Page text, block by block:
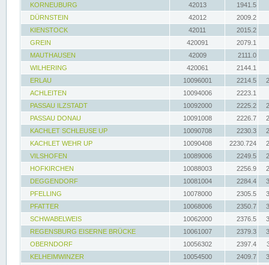
KORNEUBURG
42013
1941.5
DÜRNSTEIN
42012
2009.2
KIENSTOCK
42011
2015.2
GREIN
420091
2079.1
MAUTHAUSEN
42009
2111.0
WILHERING
420061
2144.1
ERLAU
10096001 2214.5
ACHLEITEN
10094006
2223.1
PASSAU ILZSTADT
10092000 2225.2
PASSAU DONAU
10091008 2226.7
KACHLET SCHLEUSE UP
10090708 2230.3
KACHLET WEHR UP
10090408 2230.724
VILSHOFEN
10089006 2249.5
HOFKIRCHEN
10088003 2256.9
DEGGENDORF
10081004 2284.4
PFELLING
10078000 2305.5
PFATTER
10068006 2350.7
SCHWABELWEIS
10062000 2376.5
REGENSBURG EISERNE BRÜCKE
10061007 2379.3
OBERNDORF
10056302 2397.4
KELHEIMWINZER
10054500 2409.7